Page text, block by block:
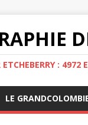
: 4972
LE